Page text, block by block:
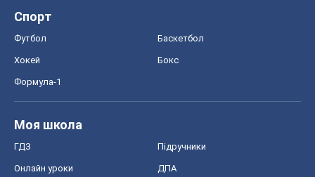
Спорт
Футбол Баскетбол
Хокей Бокс
Формула-1
Моя школа
ГДЗ Підручники
Онлайн уроки ДПА